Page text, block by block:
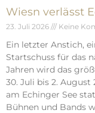
Wiesn verlässt
23. Juli 2026 Keine
Ein letzter Anstich,
Startschuss für das
Jahren wird das
30. Juli bis 2. August
am Echinger See
Bühnen und Bands